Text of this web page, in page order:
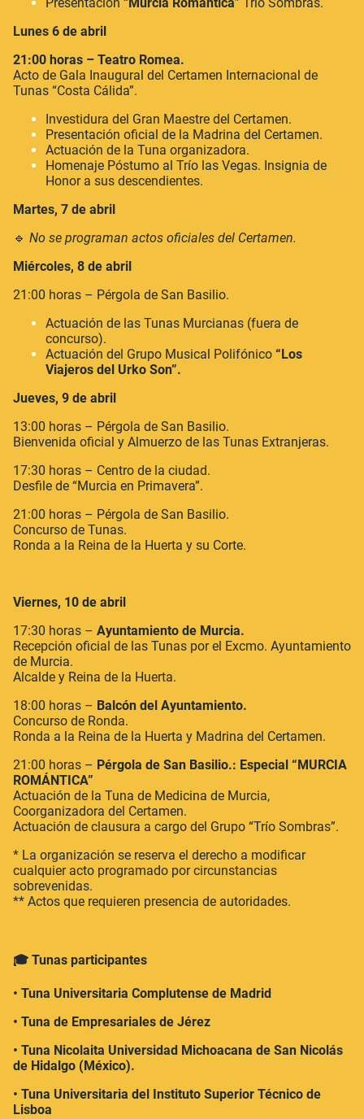
Presentación “ Murcia Romántica” Trío Sombras.
Lunes 6 de abril
21:00 horas – Teatro Romea.
Acto de Gala Inaugural del Certamen Internacional de
Tunas “Costa Cálida”.
Investidura del Gran Maestre del Certamen.
Presentación oficial de la Madrina del Certamen.
Actuación de la Tuna organizadora.
Homenaje Póstumo al Trío las Vegas. Insignia de
Honor a sus descendientes.
Martes, 7 de abril
🔹 No se programan actos oficiales del Certamen.
Miércoles, 8 de abril
21:00 horas – Pérgola de San Basilio.
Actuación de las Tunas Murcianas (fuera de
concurso).
Actuación del Grupo Musical Polifónico “Los
Viajeros del Urko Son”.
Jueves, 9 de abril
13:00 horas – Pérgola de San Basilio.
Bienvenida oficial y Almuerzo de las Tunas Extranjeras.
17:30 horas – Centro de la ciudad.
Desfile de “Murcia en Primavera”.
21:00 horas – Pérgola de San Basilio.
Concurso de Tunas.
Ronda a la Reina de la Huerta y su Corte.
Viernes, 10 de abril
17:30 horas – Ayuntamiento de Murcia.
Recepción oficial de las Tunas por el Excmo. Ayuntamiento
de Murcia.
Alcalde y Reina de la Huerta.
18:00 horas – Balcón del Ayuntamiento.
Concurso de Ronda.
Ronda a la Reina de la Huerta y Madrina del Certamen.
21:00 horas – Pérgola de San Basilio.: Especial “MURCIA
ROMÁNTICA”
Actuación de la Tuna de Medicina de Murcia,
Coorganizadora del Certamen.
Actuación de clausura a cargo del Grupo “Trío Sombras”.
* La organización se reserva el derecho a modificar
cualquier acto programado por circunstancias
sobrevenidas.
** Actos que requieren presencia de autoridades.
🎓 Tunas participantes
• Tuna Universitaria Complutense de Madrid
• Tuna de Empresariales de Jérez
• Tuna Nicolaita Universidad Michoacana de San Nicolás
de Hidalgo (México).
• Tuna Universitaria del Instituto Superior Técnico de
Lisboa